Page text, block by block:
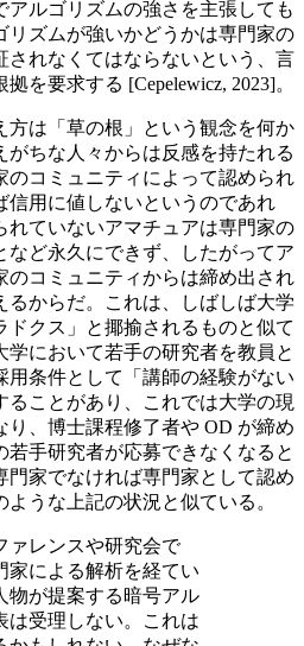
アルゴリズムの強さを主張しても
リズムが強いかどうかは専門家の
されなくてはならないという、言
を要求する [Cepelewicz, 2023]。
方は「草の根」という観念を何か
ちな人々からは反感を持たれる
のコミュニティによって認められ
信用に値しないというのであれ
れていないアマチュアは専門家の
など永久にできず、したがってア
のコミュニティからは締め出され
るからだ。これは、しばしば大学
クス」と揶揄されるものと似て
学において若手の研究者を教員と
用条件として「講師の経験がない
ることがあり、これでは大学の現
、博士課程修了者や OD が締め
若手研究者が応募できなくなると
門家でなければ専門家として認め
うな上記の状況と似ている。
ァレンスや研究会で
家による解析を経てい
物が提案する暗号アル
は受理しない。これは